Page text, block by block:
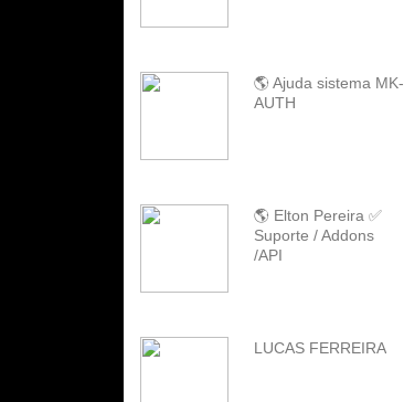
🌎 Ajuda sistema MK-
AUTH
🌎 Elton Pereira ✅
Suporte / Addons
/API
LUCAS FERREIRA